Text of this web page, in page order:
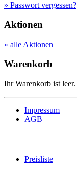
» Passwort vergessen?
Aktionen
» alle Aktionen
Warenkorb
Ihr Warenkorb ist leer.
Impressum
AGB
Preisliste